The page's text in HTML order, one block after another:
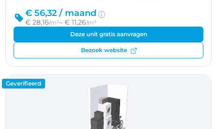
€ 56,32 / maand
€ 28,16/m²– € 11,26/m³
Deze unit gratis aanvragen
Bezoek website
Geverifieerd